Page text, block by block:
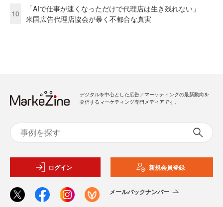
10
「AIで仕事が速くなっただけで代理店は生き残れない」
米国広告代理店協会が暴く不都合な真実
デジタルを中心とした広告／マーケティングの最新動向を
発信するマーケティング専門メディアです。
ログイン 新規会員登録
メールバックナンバー